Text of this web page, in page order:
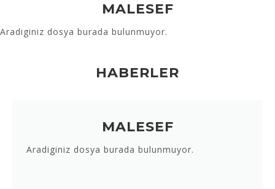
MALESEF
Aradiginiz dosya burada bulunmuyor.
HABERLER
MALESEF
Aradiginiz dosya burada bulunmuyor.